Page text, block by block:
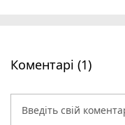
Коментарі (1)